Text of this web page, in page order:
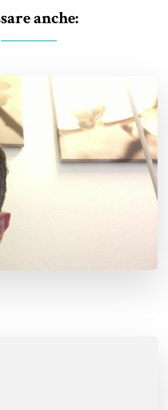
anche: